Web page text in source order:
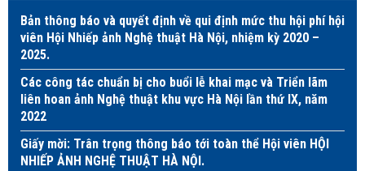
Bản thông báo và quyết định về qui định mức thu hội phí hội
viên Hội Nhiếp ảnh Nghệ thuật Hà Nội, nhiệm kỳ 2020 –
2025.
Các công tác chuẩn bị cho buổi lễ khai mạc và Triển lãm
liên hoan ảnh Nghệ thuật khu vực Hà Nội lần thứ IX, năm
2022
Giấy mời: Trân trọng thông báo tới toàn thể Hội viên HỘI
NHIẾP ẢNH NGHỆ THUẬT HÀ NỘI.